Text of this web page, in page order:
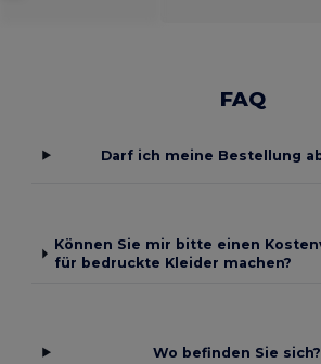
FAQ
Darf ich meine Bestellung
Können Sie mir bitte einen
für bedruckte Kleider machen?
Wo befinden Sie sich?